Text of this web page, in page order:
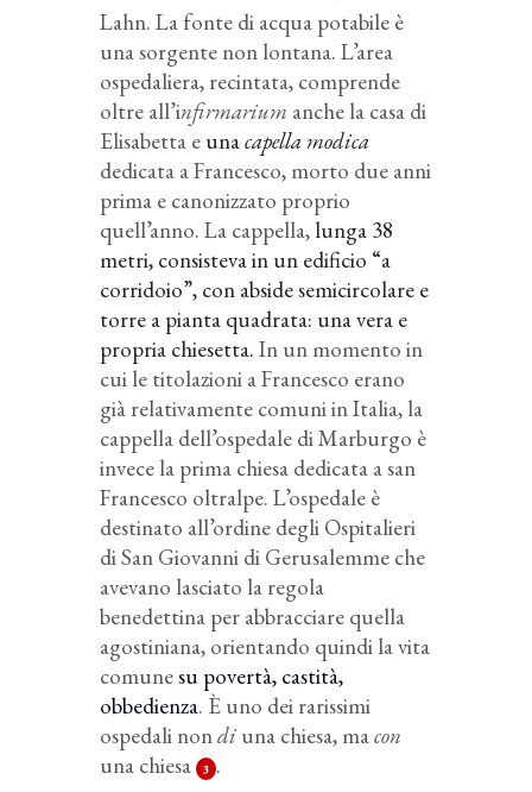
Lahn. La fonte di acqua potabile è
una sorgente non lontana. L’area
ospedaliera, recintata, comprende
oltre all’infirmarium anche la casa di
Elisabetta e unacapella modica
dedicata a Francesco, morto due anni
prima e canonizzato proprio
quell’anno. La cappella, lunga 38
metri, consisteva in un edificio “a
corridoio”, con abside semicircolare e
torre a pianta quadrata: una vera e
propria chiesetta. In un momento in
cui le titolazioni a Francesco erano
già relativamente comuni in Italia, la
cappella dell’ospedale di Marburgo è
invece la prima chiesa dedicata a san
Francesco oltralpe. L’ospedale è
destinato all’ordine degli Ospitalieri
di San Giovanni di Gerusalemme che
avevano lasciato la regola
benedettina per abbracciare quella
agostiniana, orientando quindi la vita
comunesu povertà, castità,
obbedienza. È uno dei rarissimi
ospedali nondi una chiesa, macon
una chiesa
3 .